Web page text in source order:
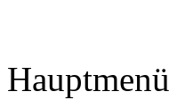
Hauptmenü